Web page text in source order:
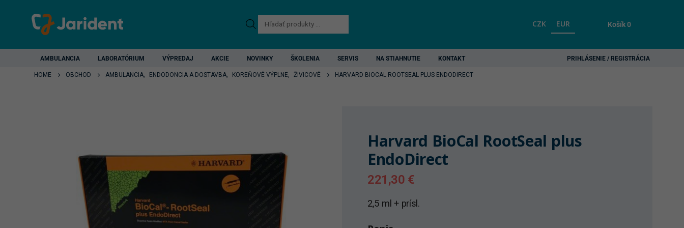
Products
search
CZK EUR Košík0
AMBULANCIA LABORATÓRIUM VÝPREDAJ AKCIE NOVINKY ŠKOLENIA SERVIS NA STIAHNUTIE KONTAKT PRIHLÁSENIE / REGISTRÁCIA
HOME OBCHOD AMBULANCIA, ENDODONCIA A DOSTAVBA, KOREŇOVÉ VÝPLNE, ŽIVICOVÉ HARVARD BIOCAL ROOTSEAL PLUS ENDODIRECT
Harvard BioCal RootSeal plus
EndoDirect
221,30 €
2,5 ml + prísl.